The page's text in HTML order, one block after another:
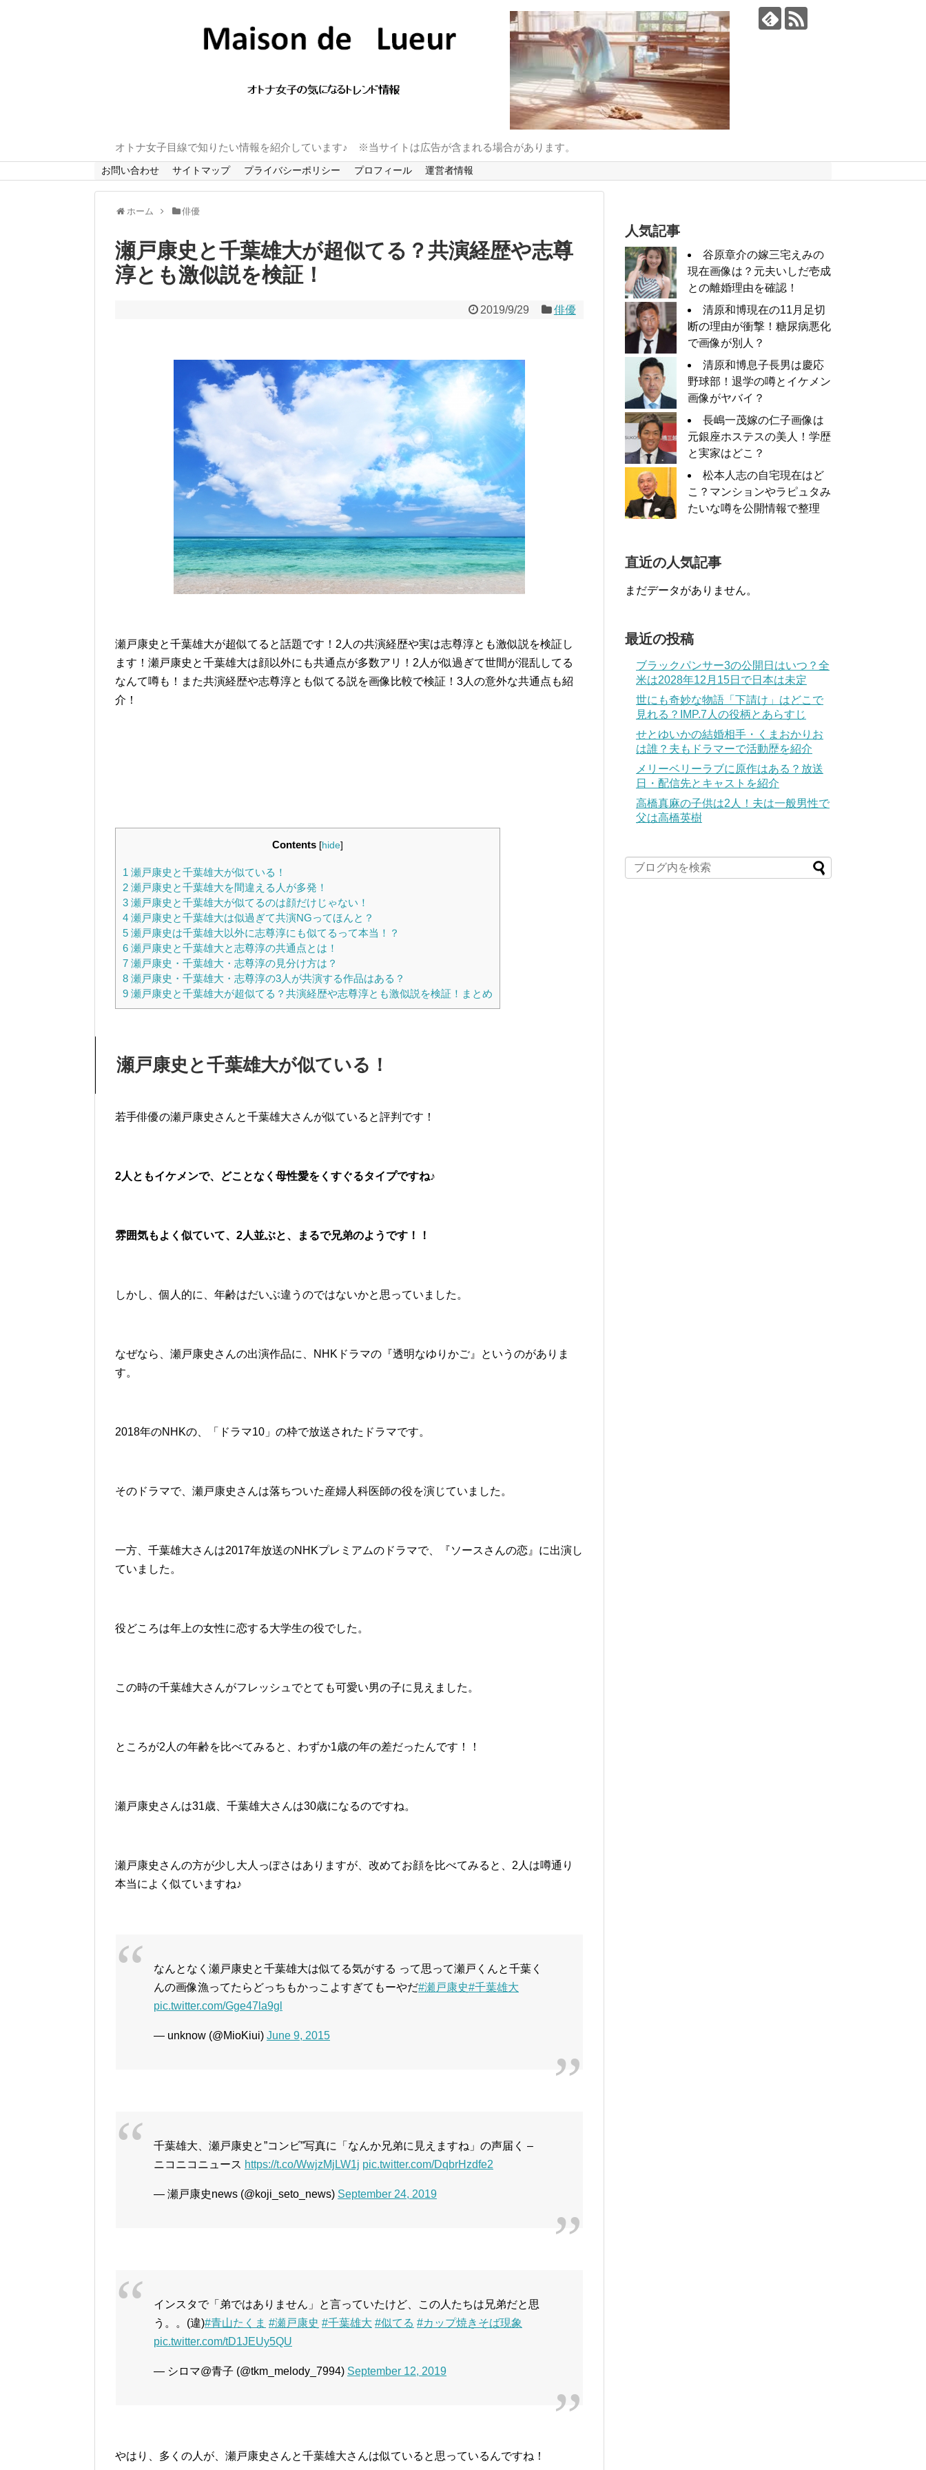
オトナ女子目線で知りたい情報を紹介しています♪ ※当サイトは広告が含まれる場合があります。
お問い合わせ サイトマップ プライバシーポリシー プロフィール 運営者情報
ホーム 俳優
瀬戸康史と千葉雄大が超似てる？共演経歴や志尊
淳とも激似説を検証！
2019/9/29 俳優
瀬戸康史と千葉雄大が超似てると話題です！2人の共演経歴や実は志尊淳とも激似説を検証し
ます！瀬戸康史と千葉雄大は顔以外にも共通点が多数アリ！2人が似過ぎて世間が混乱してる
なんて噂も！また共演経歴や志尊淳とも似てる説を画像比較で検証！3人の意外な共通点も紹
介！
Contents [hide]
1 瀬戸康史と千葉雄大が似ている！
2 瀬戸康史と千葉雄大を間違える人が多発！
3 瀬戸康史と千葉雄大が似てるのは顔だけじゃない！
4 瀬戸康史と千葉雄大は似過ぎて共演NGってほんと？
5 瀬戸康史は千葉雄大以外に志尊淳にも似てるって本当！？
6 瀬戸康史と千葉雄大と志尊淳の共通点とは！
7 瀬戸康史・千葉雄大・志尊淳の見分け方は？
8 瀬戸康史・千葉雄大・志尊淳の3人が共演する作品はある？
9 瀬戸康史と千葉雄大が超似てる？共演経歴や志尊淳とも激似説を検証！まとめ
瀬戸康史と千葉雄大が似ている！
若手俳優の瀬戸康史さんと千葉雄大さんが似ていると評判です！
2人ともイケメンで、どことなく母性愛をくすぐるタイプですね♪
雰囲気もよく似ていて、2人並ぶと、まるで兄弟のようです！！
しかし、個人的に、年齢はだいぶ違うのではないかと思っていました。
なぜなら、瀬戸康史さんの出演作品に、NHKドラマの『透明なゆりかご』というのがありま
す。
2018年のNHKの、「ドラマ10」の枠で放送されたドラマです。
そのドラマで、瀬戸康史さんは落ちついた産婦人科医師の役を演じていました。
一方、千葉雄大さんは2017年放送のNHKプレミアムのドラマで、『ソースさんの恋』に出演し
ていました。
役どころは年上の女性に恋する大学生の役でした。
この時の千葉雄大さんがフレッシュでとても可愛い男の子に見えました。
ところが2人の年齢を比べてみると、わずか1歳の年の差だったんです！！
瀬戸康史さんは31歳、千葉雄大さんは30歳になるのですね。
瀬戸康史さんの方が少し大人っぽさはありますが、改めてお顔を比べてみると、2人は噂通り
本当によく似ていますね♪
なんとなく瀬戸康史と千葉雄大は似てる気がする って思って瀬戸くんと千葉く
んの画像漁ってたらどっちもかっこよすぎてもーやだ#瀬戸康史#千葉雄大
pic.twitter.com/Gge47la9gl
— unknow (@MioKiui) June 9, 2015
千葉雄大、瀬戸康史と”コンビ”写真に「なんか兄弟に見えますね」の声届く –
ニコニコニュース https://t.co/WwjzMjLW1j pic.twitter.com/DqbrHzdfe2
— 瀬戸康史news (@koji_seto_news) September 24, 2019
インスタで「弟ではありません」と言っていたけど、この人たちは兄弟だと思
う。。(違)#青山たくま #瀬戸康史 #千葉雄大 #似てる #カップ焼きそば現象
pic.twitter.com/tD1JEUy5QU
— シロマ@青子 (@tkm_melody_7994) September 12, 2019
やはり、多くの人が、瀬戸康史さんと千葉雄大さんは似ていると思っているんですね！
人気記事
谷原章介の嫁三宅えみの
現在画像は？元夫いしだ壱成
との離婚理由を確認！
清原和博現在の11月足切
断の理由が衝撃！糖尿病悪化
で画像が別人？
清原和博息子長男は慶応
野球部！退学の噂とイケメン
画像がヤバイ？
長嶋一茂嫁の仁子画像は
元銀座ホステスの美人！学歴
と実家はどこ？
松本人志の自宅現在はど
こ？マンションやラピュタみ
たいな噂を公開情報で整理
直近の人気記事
まだデータがありません。
最近の投稿
ブラックパンサー3の公開日はいつ？全
米は2028年12月15日で日本は未定
世にも奇妙な物語「下請け」はどこで
見れる？IMP.7人の役柄とあらすじ
せとゆいかの結婚相手・くまおかりお
は誰？夫もドラマーで活動歴を紹介
メリーベリーラブに原作はある？放送
日・配信先とキャストを紹介
高橋真麻の子供は2人！夫は一般男性で
父は高橋英樹